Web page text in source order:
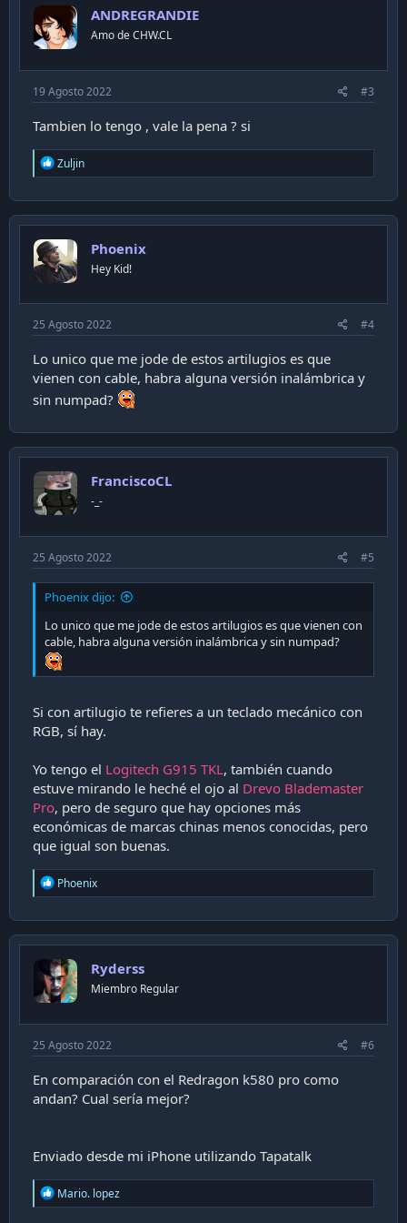
o
n
s
ANDREGRANDIE
Amo de CHW.CL
19 Agosto 2022 #3
Tambien lo tengo , vale la pena ? si
R
e
c
t
o
n
s
Zuljin
Phoenix
Hey Kid!
25 Agosto 2022 #4
Lo unico que me jode de estos artilugios es que
vienen con cable, habra alguna versión inalámbrica y
sin numpad?
FranciscoCL
-_-
25 Agosto 2022 #5
Phoenix dijo:
Lo unico que me jode de estos artilugios es que vienen con
cable, habra alguna versión inalámbrica y sin numpad?
Si con artilugio te refieres a un teclado mecánico con
RGB, sí hay.
Yo tengo el Logitech G915 TKL, también cuando
estuve mirando le heché el ojo al Drevo Blademaster
Pro, pero de seguro que hay opciones más
económicas de marcas chinas menos conocidas, pero
que igual son buenas.
R
e
c
t
o
n
s
Phoenix
Ryderss
Miembro Regular
25 Agosto 2022 #6
En comparación con el Redragon k580 pro como
andan? Cual sería mejor?
Enviado desde mi iPhone utilizando Tapatalk
R
e
Mario. lopez